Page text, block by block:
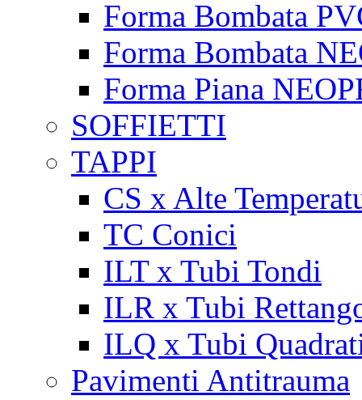
Forma Bombata
Forma Bombata
Forma Piana
SOFFIETTI
TAPPI
CS x Alte
TC Conici
ILT x Tubi Tondi
ILR x Tubi
ILQ x Tubi
Pavimenti Antitrauma